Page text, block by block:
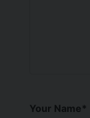
Your Name*